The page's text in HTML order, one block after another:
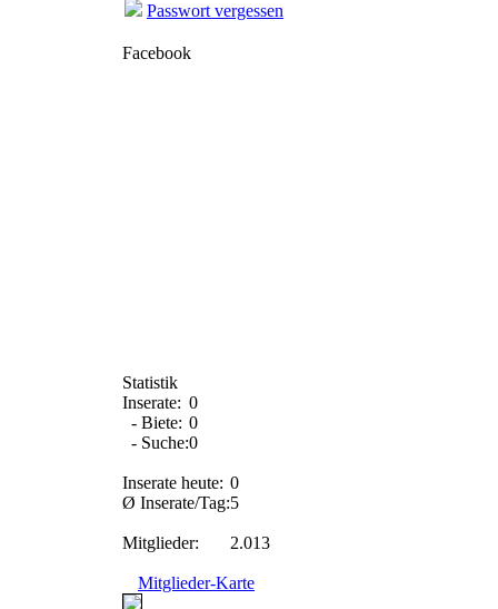
Passwort vergessen
Facebook
Statistik
Inserate: 0
- Biete: 0
- Suche:0
Inserate heute: 0
Ø Inserate/Tag:5
Mitglieder: 2.013
Mitglieder-Karte